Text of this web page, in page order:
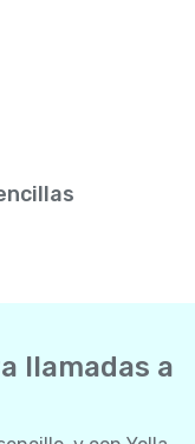
llamadas a